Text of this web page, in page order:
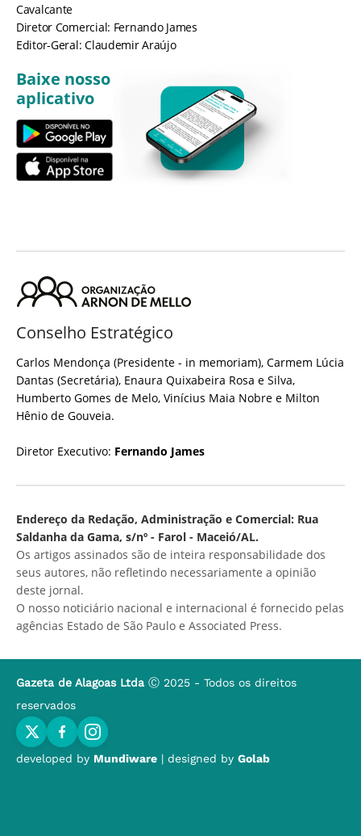
Cavalcante
Diretor Comercial: Fernando James
Editor-Geral: Claudemir Araújo
Baixe nosso
aplicativo
Conselho Estratégico
Carlos Mendonça (Presidente - in memoriam), Carmem Lúcia
Dantas (Secretária), Enaura Quixabeira Rosa e Silva,
Humberto Gomes de Melo, Vinícius Maia Nobre e Milton
Hênio de Gouveia.
Diretor Executivo: Fernando James
Endereço da Redação, Administração e Comercial: Rua
Saldanha da Gama, s/nº - Farol - Maceió/AL.
Os artigos assinados são de inteira responsabilidade dos
seus autores, não refletindo necessariamente a opinião
deste jornal.
O nosso noticiário nacional e internacional é fornecido pelas
agências Estado de São Paulo e Associated Press.
Gazeta de Alagoas Ltda Ⓒ 2025 - Todos os direitos
reservados
developed by Mundiware | designed by Golab